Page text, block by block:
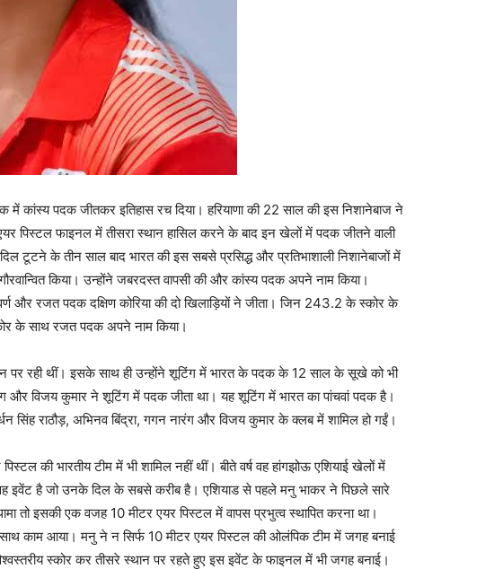
कांस्य पदक जीतकर इतिहास रच दिया। हरियाणा की 22 साल की इस निशानेबाज ने
पिस्टल फाइनल में तीसरा स्थान हासिल करने के बाद इन खेलों में पदक जीतने वाली
दिल टूटने के तीन साल बाद भारत की इस सबसे प्रसिद्ध और प्रतिभाशाली निशानेबाजों में
किया। उन्होंने जबरदस्त वापसी की और कांस्य पदक अपने नाम किया।
और रजत पदक दक्षिण कोरिया की दो खिलाड़ियों ने जीता। जिन 243.2 के स्कोर के
के साथ रजत पदक अपने नाम किया।
पर रही थीं। इसके साथ ही उन्होंने शूटिंग में भारत के पदक के 12 साल के सूखे को भी
विजय कुमार ने शूटिंग में पदक जीता था। यह शूटिंग में भारत का पांचवां पदक है।
सिंह राठौड़, अभिनव बिंद्रा, गगन नारंग और विजय कुमार के क्लब में शामिल हो गईं।
की भारतीय टीम में भी शामिल नहीं थीं। बीते वर्ष वह हांगझोऊ एशियाई खेलों में
इवेंट है जो उनके दिल के सबसे करीब है। एशियाड से पहले मनु भाकर ने पिछले सारे
तो इसकी एक वजह 10 मीटर एयर पिस्टल में वापस प्रभुत्व स्थापित करना था।
काम आया। मनु ने न सिर्फ 10 मीटर एयर पिस्टल की ओलंपिक टीम में जगह बनाई
स्कोर कर तीसरे स्थान पर रहते हुए इस इवेंट के फाइनल में भी जगह बनाई।